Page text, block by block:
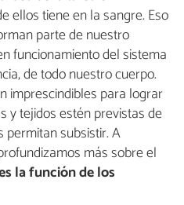
ellos tiene en la sangre. Eso
parte de nuestro
funcionamiento del sistema
de todo nuestro cuerpo.
imprescindibles para lograr
y tejidos estén previstas de
permitan subsistir. A
más sobre el
la función de los